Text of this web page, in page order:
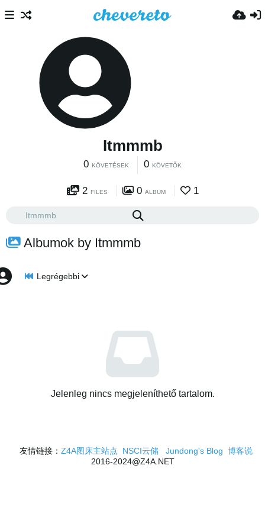
Itmmmb
0 KÖVETÉSEK 0 KÖVETŐK
2 FILES 0 ALBUM 1
Albumok by Itmmmb
Legrégebbi
Jelenleg nincs megjeleníthető tartalom.
友情链接： Z4A图床主站点 NSCI云储 Jundong's Blog 博客说
2016-2024@Z4A.NET